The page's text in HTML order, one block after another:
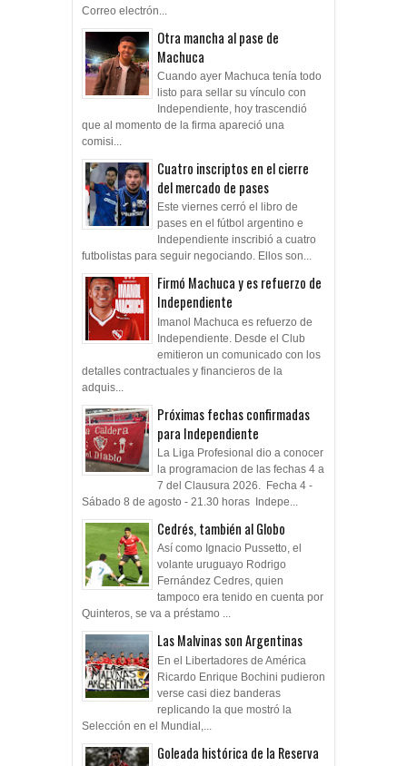
Correo electrón...
Otra mancha al pase de
Machuca
Cuando ayer Machuca tenía todo
listo para sellar su vínculo con
Independiente, hoy trascendió
que al momento de la firma apareció una
comisi...
Cuatro inscriptos en el cierre
del mercado de pases
Este viernes cerró el libro de
pases en el fútbol argentino e
Independiente inscribió a cuatro
futbolistas para seguir negociando. Ellos son...
Firmó Machuca y es refuerzo de
Independiente
Imanol Machuca es refuerzo de
Independiente. Desde el Club
emitieron un comunicado con los
detalles contractuales y financieros de la
adquis...
Próximas fechas confirmadas
para Independiente
La Liga Profesional dio a conocer
la programacion de las fechas 4 a
7 del Clausura 2026. Fecha 4 -
Sábado 8 de agosto - 21.30 horas Indepe...
Cedrés, también al Globo
Así como Ignacio Pussetto, el
volante uruguayo Rodrigo
Fernández Cedres, quien
tampoco era tenido en cuenta por
Quinteros, se va a préstamo ...
Las Malvinas son Argentinas
En el Libertadores de América
Ricardo Enrique Bochini pudieron
verse casi diez banderas
replicando la que mostró la
Selección en el Mundial,...
Goleada histórica de la Reserva